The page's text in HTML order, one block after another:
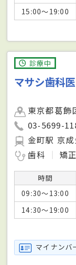
15:00～19:00
診療中
マサシ歯科
東京都葛飾
03-5699-
金町駅 京
歯科
矯
時間
09:30～13:00
14:30～19:00
マイナンバ